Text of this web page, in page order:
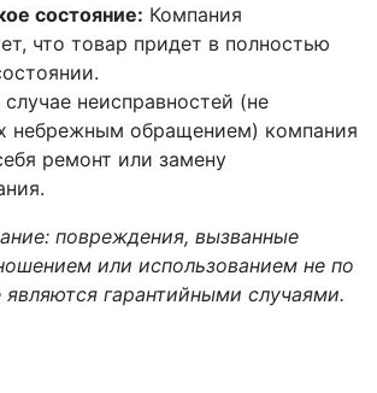
состояние: Компания
что товар придет в полностью
случае неисправностей (не
небрежным обращением) компания
ремонт или замену
повреждения, вызванные
или использованием не по
являются гарантийными случаями.